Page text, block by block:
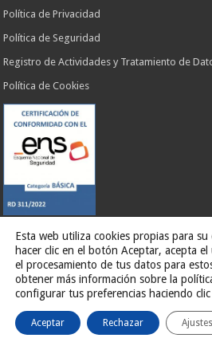
Política de Privacidad
Política de Seguridad
Registro de Actividades y Tratamiento de
Política de Cookies
Web desarrollada porG13
Ilustre Ayuntamiento de
Esta web utiliza cookies propias para
hacer clic en el botón Aceptar, acepta
el procesamiento de tus datos para
obtener más información sobre la
configurar tus preferencias haciendo
Aceptar Rechazar Ajustes